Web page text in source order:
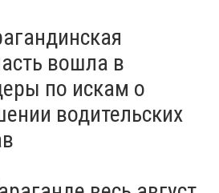
вошла в
по искам о
водительских